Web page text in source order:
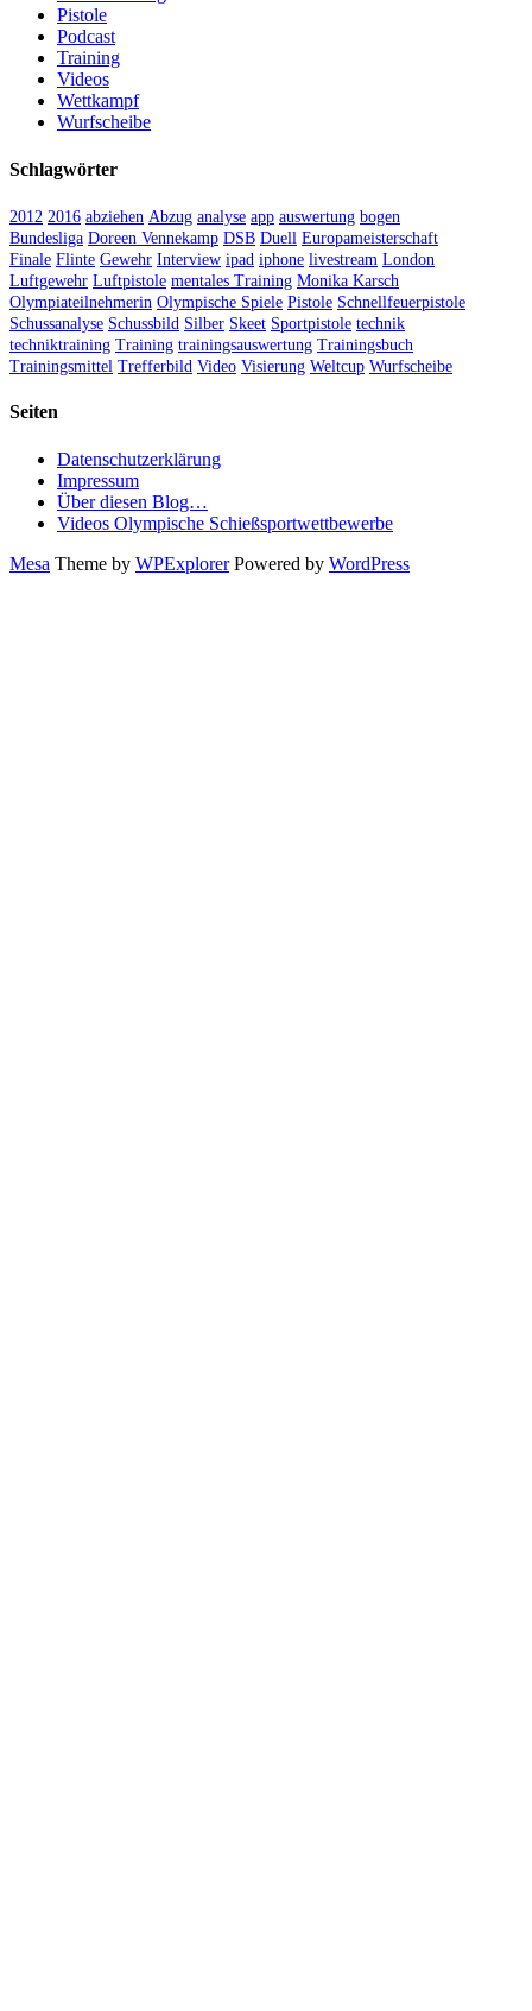
Pistole
Podcast
Training
Videos
Wettkampf
Wurfscheibe
Schlagwörter
2012 2016 abziehen Abzug analyse app auswertung bogen
Bundesliga Doreen Vennekamp DSB Duell Europameisterschaft
Finale Flinte Gewehr Interview ipad iphone livestream London
Luftgewehr Luftpistole mentales Training Monika Karsch
Olympiateilnehmerin Olympische Spiele Pistole Schnellfeuerpistole
Schussanalyse Schussbild Silber Skeet Sportpistole technik
techniktraining Training trainingsauswertung Trainingsbuch
Trainingsmittel Trefferbild Video Visierung Weltcup Wurfscheibe
Seiten
Datenschutzerklärung
Impressum
Über diesen Blog…
Videos Olympische Schießsportwettbewerbe
Mesa Theme by WPExplorerPowered by WordPress